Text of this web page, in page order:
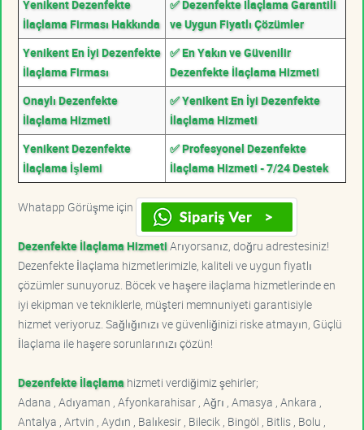
Yenikent Dezenfekte
İlaçlama Firması Hakkında
✅ Dezenfekte İlaçlama Garantili
ve Uygun Fiyatlı Çözümler
Yenikent En İyi Dezenfekte
İlaçlama Firması
✅ En Yakın ve Güvenilir
Dezenfekte İlaçlama Hizmeti
Onaylı Dezenfekte
İlaçlama Hizmeti
✅ Yenikent En İyi Dezenfekte
İlaçlama Hizmeti
Yenikent Dezenfekte
İlaçlama İşlemi
✅ Profesyonel Dezenfekte
İlaçlama Hizmeti - 7/24 Destek
Whatapp Görüşme için
Dezenfekte İlaçlama HizmetiArıyorsanız, doğru adrestesiniz!
Dezenfekte İlaçlama hizmetlerimizle, kaliteli ve uygun fiyatlı
çözümler sunuyoruz. Böcek ve haşere ilaçlama hizmetlerinde en
iyi ekipman ve tekniklerle, müşteri memnuniyeti garantisiyle
hizmet veriyoruz. Sağlığınızı ve güvenliğinizi riske atmayın, Güçlü
İlaçlama ile haşere sorunlarınızı çözün!
Dezenfekte İlaçlama hizmeti verdiğimiz şehirler;
Adana , Adıyaman , Afyonkarahisar , Ağrı , Amasya , Ankara ,
Antalya , Artvin , Aydın , Balıkesir , Bilecik , Bingöl , Bitlis , Bolu ,